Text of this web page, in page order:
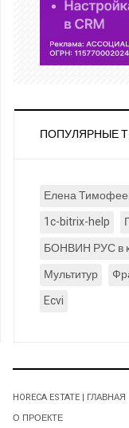
ПОПУЛЯРНЫЕ
Елена
1c-bitrix-help
БОНВИН РУС в
Мультитур
Ecvi
HORECA ESTATE | ГЛАВНАЯ
О ПРОЕКТЕ